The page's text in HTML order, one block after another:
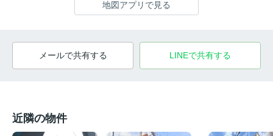
地図アプリで見る
メールで共有する LINEで共有する
近隣の物件